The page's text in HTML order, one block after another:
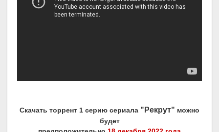
Скачать торрент 1 серию сериала "Рекрут" можно
будет